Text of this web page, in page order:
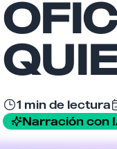
1 min de lectura
Narración con